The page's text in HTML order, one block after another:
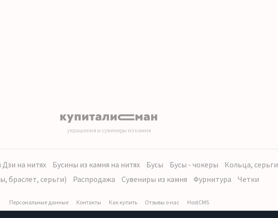
украшения и сувениры из камня
на нитях Бусины из камня на нитях Бусы Бусы - чокеры Кольца, серьги
браслет, серьги)
Распродажа Сувениры из камня Фурнитура Четки
Персональные данные Контакты Как купить Отзывы о нас HostCMS